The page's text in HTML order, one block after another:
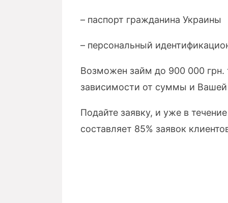
– паспорт гражданина Украины
– персональный
Возможен займ до 900 000
зависимости от суммы и
Подайте заявку, и уже в
составляет 85% заявок